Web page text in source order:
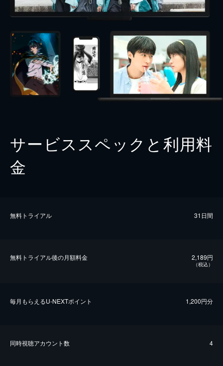
サービススペックと利用料
金
無料トライアル 31日間
無料トライアル後の⽉額料金 2,189円
（税込）
毎⽉もらえるU-NEXTポイント 1,200円分
同時視聴アカウント数 4